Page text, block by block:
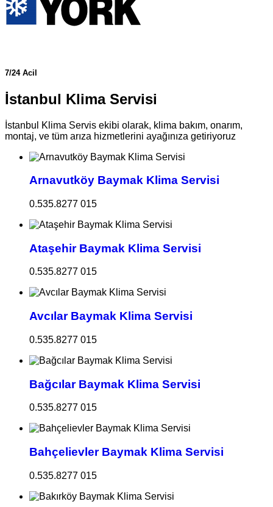
7/24 Acil
İstanbul Klima Servisi
İstanbul Klima Servis ekibi olarak, klima bakım, onarım,
montaj, ve tüm arıza hizmetlerini ayağınıza getiriyoruz
Arnavutköy Baymak Klima Servisi
0.535.8277 015
Ataşehir Baymak Klima Servisi
0.535.8277 015
Avcılar Baymak Klima Servisi
0.535.8277 015
Bağcılar Baymak Klima Servisi
0.535.8277 015
Bahçelievler Baymak Klima Servisi
0.535.8277 015